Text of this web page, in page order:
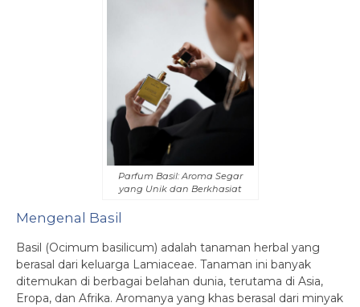
Parfum Basil: Aroma Segar
yang Unik dan Berkhasiat
Mengenal Basil
Basil (Ocimum basilicum) adalah tanaman herbal yang
berasal dari keluarga Lamiaceae. Tanaman ini banyak
ditemukan di berbagai belahan dunia, terutama di Asia,
Eropa, dan Afrika. Aromanya yang khas berasal dari minyak